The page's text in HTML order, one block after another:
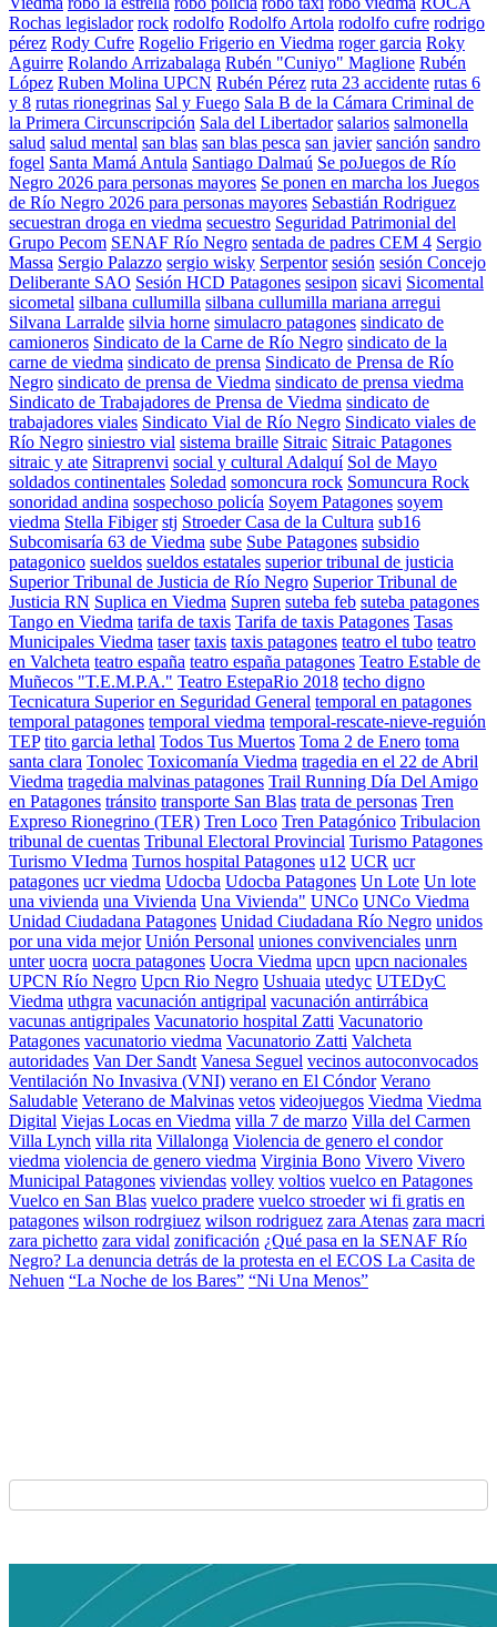
Rochas legislador rock rodolfo Rodolfo Artola rodolfo cufre rodrigo
pérez Rody Cufre Rogelio Frigerio en Viedma roger garcia Roky
Aguirre Rolando Arrizabalaga Rubén "Cuniyo" Maglione Rubén
López Ruben Molina UPCN Rubén Pérez ruta 23 accidente rutas 6
y 8 rutas rionegrinas Sal y Fuego Sala B de la Cámara Criminal de
la Primera Circunscripción Sala del Libertador salarios salmonella
salud salud mental san blas san blas pesca san javier sanción sandro
fogel Santa Mamá Antula Santiago Dalmaú Se poJuegos de Río
Negro 2026 para personas mayores Se ponen en marcha los Juegos
de Río Negro 2026 para personas mayores Sebastián Rodriguez
secuestran droga en viedma secuestro Seguridad Patrimonial del
Grupo Pecom SENAF Río Negro sentada de padres CEM 4 Sergio
Massa Sergio Palazzo sergio wisky Serpentor sesión sesión Concejo
Deliberante SAO Sesión HCD Patagones sesipon sicavi Sicomental
sicometal silbana cullumilla silbana cullumilla mariana arregui
Silvana Larralde silvia horne simulacro patagones sindicato de
camioneros Sindicato de la Carne de Río Negro sindicato de la
carne de viedma sindicato de prensa Sindicato de Prensa de Río
Negro sindicato de prensa de Viedma sindicato de prensa viedma
Sindicato de Trabajadores de Prensa de Viedma sindicato de
trabajadores viales Sindicato Vial de Río Negro Sindicato viales de
Río Negro siniestro vial sistema braille Sitraic Sitraic Patagones
sitraic y ate Sitraprenvi social y cultural Adalquí Sol de Mayo
soldados continentales Soledad somoncura rock Somuncura Rock
sonoridad andina sospechoso policía Soyem Patagones soyem
viedma Stella Fibiger stj Stroeder Casa de la Cultura sub16
Subcomisaría 63 de Viedma sube Sube Patagones subsidio
patagonico sueldos sueldos estatales superior tribunal de justicia
Superior Tribunal de Justicia de Río Negro Superior Tribunal de
Justicia RN Suplica en Viedma Supren suteba feb suteba patagones
Tango en Viedma tarifa de taxis Tarifa de taxis Patagones Tasas
Municipales Viedma taser taxis taxis patagones teatro el tubo teatro
en Valcheta teatro españa teatro españa patagones Teatro Estable de
Muñecos "T.E.M.P.A." Teatro EstepaRio 2018 techo digno
Tecnicatura Superior en Seguridad General temporal en patagones
temporal patagones temporal viedma temporal-rescate-nieve-reguión
TEP tito garcia lethal Todos Tus Muertos Toma 2 de Enero toma
santa clara Tonolec Toxicomanía Viedma tragedia en el 22 de Abril
Viedma tragedia malvinas patagones Trail Running Día Del Amigo
en Patagones tránsito transporte San Blas trata de personas Tren
Expreso Rionegrino (TER) Tren Loco Tren Patagónico Tribulacion
tribunal de cuentas Tribunal Electoral Provincial Turismo Patagones
Turismo VIedma Turnos hospital Patagones u12 UCR ucr
patagones ucr viedma Udocba Udocba Patagones Un Lote Un lote
una vivienda una Vivienda Una Vivienda" UNCo UNCo Viedma
Unidad Ciudadana Patagones Unidad Ciudadana Río Negro unidos
por una vida mejor Unión Personal uniones convivenciales unrn
unter uocra uocra patagones Uocra Viedma upcn upcn nacionales
UPCN Río Negro Upcn Rio Negro Ushuaia utedyc UTEDyC
Viedma uthgra vacunación antigripal vacunación antirrábica
vacunas antigripales Vacunatorio hospital Zatti Vacunatorio
Patagones vacunatorio viedma Vacunatorio Zatti Valcheta
autoridades Van Der Sandt Vanesa Seguel vecinos autoconvocados
Ventilación No Invasiva (VNI) verano en El Cóndor Verano
Saludable Veterano de Malvinas vetos videojuegos Viedma Viedma
Digital Viejas Locas en Viedma villa 7 de marzo Villa del Carmen
Villa Lynch villa rita Villalonga Violencia de genero el condor
viedma violencia de genero viedma Virginia Bono Vivero Vivero
Municipal Patagones viviendas volley voltios vuelco en Patagones
Vuelco en San Blas vuelco pradere vuelco stroeder wi fi gratis en
patagones wilson rodrgiuez wilson rodriguez zara Atenas zara macri
zara pichetto zara vidal zonificación ¿Qué pasa en la SENAF Río
Negro? La denuncia detrás de la protesta en el ECOS La Casita de
Nehuen “La Noche de los Bares” “Ni Una Menos”